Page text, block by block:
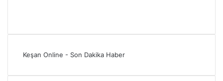
Keşan Online - Son Dakika Haber